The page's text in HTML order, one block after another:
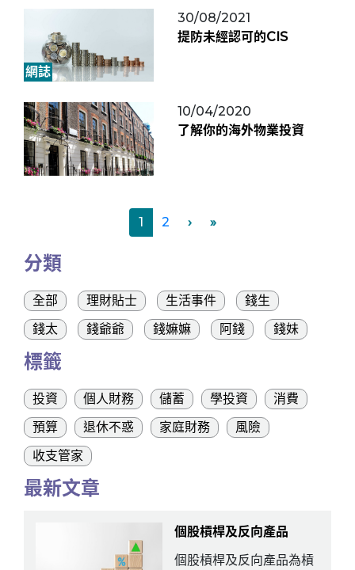
網誌
30/08/2021
提防未經認可的CIS
10/04/2020
了解你的海外物業投資
1 2 › »
分類
全部 理財貼士 生活事件
錢生
錢太
錢爺爺 錢嫲嫲 阿錢 錢妹
標籤
投資 個人財務 儲蓄 學投資
消費
預算
退休不惑 家庭財務
風險
收支管家
最新文章
個股槓桿及反向產品
個股槓桿及反向產品為槓